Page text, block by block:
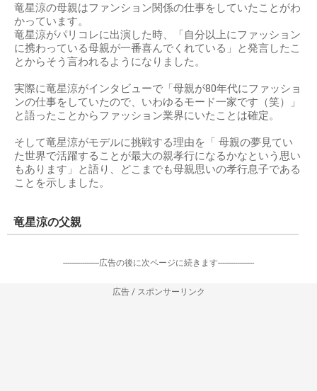
竜星涼の母親はファンション関係の仕事をしていたことがわ
かっています。
竜星涼がパリコレに出演した時、「自分以上にファッション
に携わっている母親が一番喜んでくれている」と発言したこ
とからそう言われるようになりました。
実際に竜星涼がインタビューで「母親が80年代にファッショ
ンの仕事をしていたので、いわゆるモード一家です（笑）」
と語ったことからファッション業界にいたことは確定。
そして竜星涼がモデルに挑戦する理由を「 母親の夢見てい
た世界で活躍することが最大の親孝行になるかなという思い
もあります」と語り、どこまでも母親思いの孝行息子である
ことを示しました。
竜星涼の父親
-----------------広告の後に次ページに続きます-----------------
広告 / スポンサーリンク